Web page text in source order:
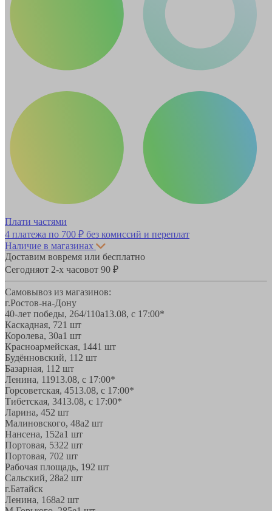
Плати частями
4 платежа по 700 ₽ без комиссий и переплат
Наличие в магазинах
Доставим вовремя или бесплатно
Сегодняот 2-х часовот 90 ₽
Самовывоз из магазинов:
г.Ростов-на-Дону
40-лет победы, 264/110а13.08, с 17:00*
Каскадная, 721 шт
Королева, 30а1 шт
Красноармейская, 1441 шт
Будённовский, 11 2 шт
Базарная, 11 2 шт
Ленина, 11913.08, с 17:00*
Горсоветская, 4513.08, с 17:00*
Тибетская, 3413.08, с 17:00*
Ларина, 452 шт
Малиновского, 48а2 шт
Нансена, 152а1 шт
Портовая, 5322 шт
Портовая, 702 шт
Рабочая площадь, 192 шт
Сальский, 28a2 шт
г.Батайск
Ленина, 168а2 шт